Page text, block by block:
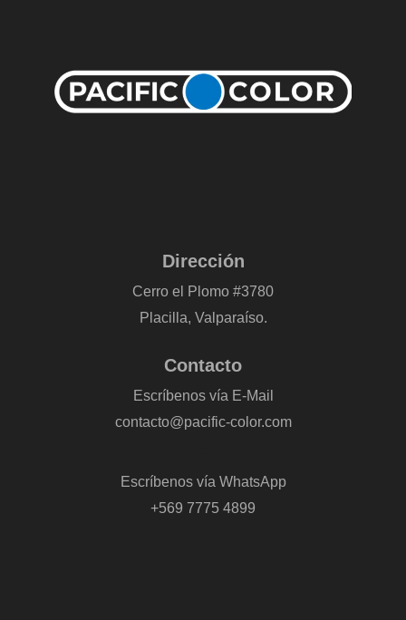
Dirección
Cerro el Plomo #3780
Placilla, Valparaíso.
Contacto
Escríbenos vía E-Mail
contacto@pacific-color.com
Escríbenos vía WhatsApp
+569 7775 4899